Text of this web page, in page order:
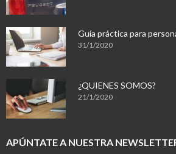
Guía práctica para
31/1/2020
¿QUIENES SOMOS?
21/1/2020
APÚNTATE A NUESTRA